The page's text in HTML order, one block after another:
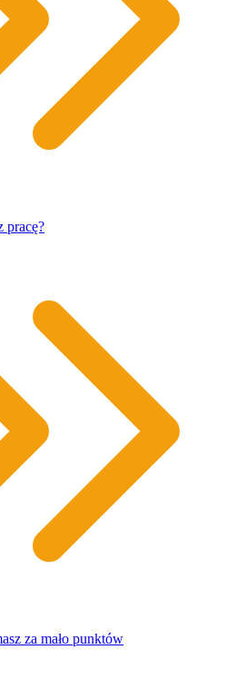
pracę?
za mało punktów